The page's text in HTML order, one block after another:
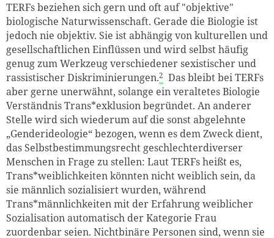
TERFs beziehen sich gern und oft auf "objektive"
biologische Naturwissenschaft. Gerade die Biologie ist
jedoch nie objektiv. Sie ist abhängig von kulturellen und
gesellschaftlichen Einflüssen und wird selbst häufig
genug zum Werkzeug verschiedener sexistischer und
rassistischer Diskriminierungen.2 Das bleibt bei TERFs
aber gerne unerwähnt, solange ein veraltetes Biologie
Verständnis Trans*exklusion begründet. An anderer
Stelle wird sich wiederum auf die sonst abgelehnte
„Genderideologie“ bezogen, wenn es dem Zweck dient,
das Selbstbestimmungsrecht geschlechterdiverser
Menschen in Frage zu stellen: Laut TERFs heißt es,
Trans*weiblichkeiten könnten nicht weiblich sein, da
sie männlich sozialisiert wurden, während
Trans*männlichkeiten mit der Erfahrung weiblicher
Sozialisation automatisch der Kategorie Frau
zuordenbar seien. Nichtbinäre Personen sind, wenn sie